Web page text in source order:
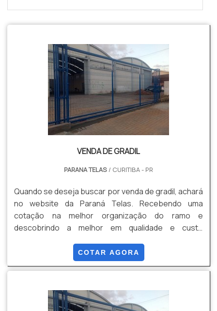
VENDA DE GRADIL
PARANA TELAS / CURITIBA - PR
Quando se deseja buscar por venda de gradil, achará
no website da Paraná Telas. Recebendo uma
cotação na melhor organização do ramo e
descobrindo a melhor em qualidade e custo
os profissionais especializados da Paraná Telas o
cliente conseguirá proteção com soluções para
necessário para a fixação deste tipo de cercamento.
MAIS INFORM...
COTAR AGORA